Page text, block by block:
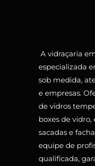
A vidraçaria
especializada
sob medida,
e empresas.
de vidros
boxes de
sacadas e
equipe de
qualificada,